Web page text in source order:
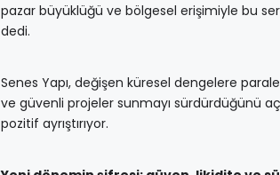
pazar büyüklüğü ve bölgesel erişimiyle bu
dedi.
Senes Yapı, değişen küresel dengelere
ve güvenli projeler sunmayı sürdürdüğünü
pozitif ayrıştırıyor.